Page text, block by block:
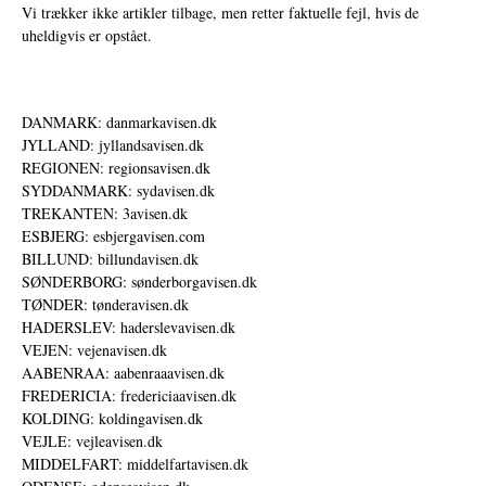
Vi trækker ikke artikler tilbage, men retter faktuelle fejl, hvis de
uheldigvis er opstået.
DANMARK: danmarkavisen.dk
JYLLAND: jyllandsavisen.dk
REGIONEN: regionsavisen.dk
SYDDANMARK: sydavisen.dk
TREKANTEN: 3avisen.dk
ESBJERG: esbjergavisen.com
BILLUND: billundavisen.dk
SØNDERBORG: sønderborgavisen.dk
TØNDER: tønderavisen.dk
HADERSLEV: haderslevavisen.dk
VEJEN: vejenavisen.dk
AABENRAA: aabenraaavisen.dk
FREDERICIA: fredericiaavisen.dk
KOLDING: koldingavisen.dk
VEJLE: vejleavisen.dk
MIDDELFART: middelfartavisen.dk